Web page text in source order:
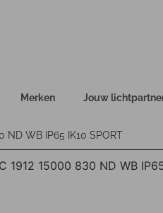
Merken Jouw
ND WB IP65 IK10 SPORT
1912 15000 830 ND WB